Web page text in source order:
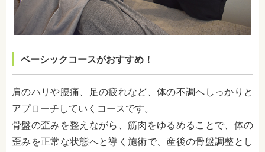
ベーシックコースがおすすめ！
肩のハリや腰痛、足の疲れなど、体の不調へしっかりと
アプローチしていくコースです。
骨盤の歪みを整えながら、筋肉をゆるめることで、体の
歪みを正常な状態へと導く施術で、産後の骨盤調整とし